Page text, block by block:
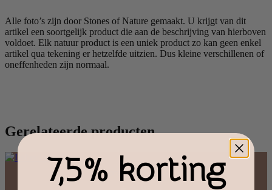
Alle foto’s zijn door Stones of Nature gemaakt. U krijgt van dit
artikel een soortgelijk product die aan de beschrijving van hierboven
voldoet. Elk natuur product is een uniek product zo kan geen enkel
artikel qua tekening er hetzelfde uitzien. Dus kleine verschillenen of
oneffenheden zijn normaal.
Gerelateerde producten
Labradoriet Engel
7,5% korting